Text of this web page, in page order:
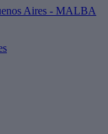
Aires - MALBA